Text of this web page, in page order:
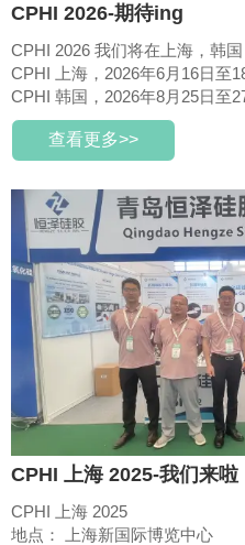
CPHI 2026-期待ing
CPHI 2026 我们将在上海，韩
CPHI 上海，2026年6月16日至
CPHI 韩国，2026年8月25日至
CPHI 意大利，2026年10月6日
查看更多>>
CPHI 上海 2025-我们来啦
CPHI 上海 2025
地点： 上海新国际博览中心